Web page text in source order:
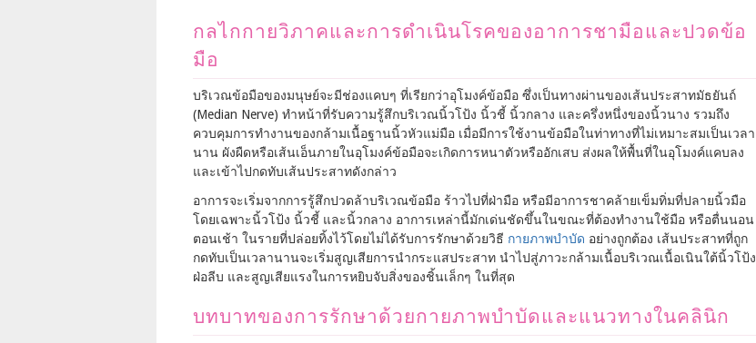
กลไกกายวิภาคและการดำเนินโรคของอาการชามือและปวดข้อ
มือ
บริเวณข้อมือของมนุษย์จะมีช่องแคบๆ ที่เรียกว่าอุโมงค์ข้อมือ ซึ่งเป็นทางผ่านของเส้นประสาทมัธยันถ์
(Median Nerve) ทำหน้าที่รับความรู้สึกบริเวณนิ้วโป้ง นิ้วชี้ นิ้วกลาง และครึ่งหนึ่งของนิ้วนาง รวมถึง
ควบคุมการทำงานของกล้ามเนื้อฐานนิ้วหัวแม่มือ เมื่อมีการใช้งานข้อมือในท่าทางที่ไม่เหมาะสมเป็นเวลา
นาน ผังผืดหรือเส้นเอ็นภายในอุโมงค์ข้อมือจะเกิดการหนาตัวหรืออักเสบ ส่งผลให้พื้นที่ในอุโมงค์แคบลง
และเข้าไปกดทับเส้นประสาทดังกล่าว
อาการจะเริ่มจากการรู้สึกปวดล้าบริเวณข้อมือ ร้าวไปที่ฝ่ามือ หรือมีอาการชาคล้ายเข็มทิ่มที่ปลายนิ้วมือ
โดยเฉพาะนิ้วโป้ง นิ้วชี้ และนิ้วกลาง อาการเหล่านี้มักเด่นชัดขึ้นในขณะที่ต้องทำงานใช้มือ หรือตื่นนอน
ตอนเช้า ในรายที่ปล่อยทิ้งไว้โดยไม่ได้รับการรักษาด้วยวิธี กายภาพบำบัด อย่างถูกต้อง เส้นประสาทที่ถูก
กดทับเป็นเวลานานจะเริ่มสูญเสียการนำกระแสประสาท นำไปสู่ภาวะกล้ามเนื้อบริเวณเนื้อเนินใต้นิ้วโป้ง
ฝ่อลีบ และสูญเสียแรงในการหยิบจับสิ่งของชิ้นเล็กๆ ในที่สุด
บทบาทของการรักษาด้วยกายภาพบำบัดและแนวทางในคลินิก